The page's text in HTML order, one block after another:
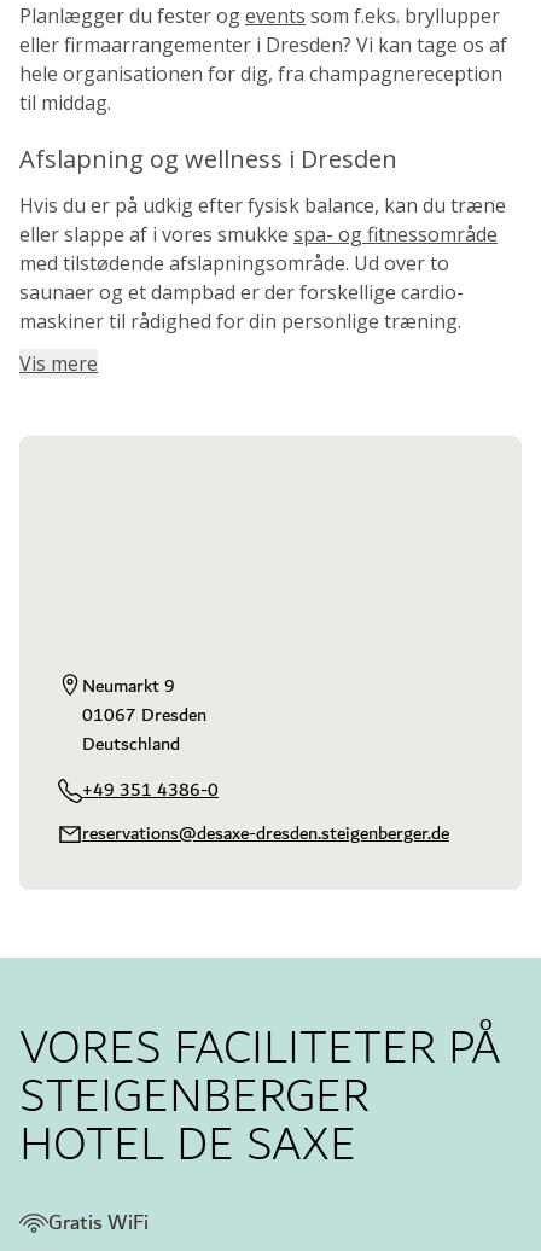
Planlægger du fester ogevents som f.eks. bryllupper
eller firmaarrangementer i Dresden? Vi kan tage os af
hele organisationen for dig, fra champagnereception
til middag.
Afslapning og wellness i Dresden
Hvis du er på udkig efter fysisk balance, kan du træne
eller slappe af i vores smukke spa- og fitnessområde
med tilstødende afslapningsområde. Ud over to
saunaer og et dampbad er der forskellige cardio-
maskiner til rådighed for din personlige træning.
Vis mere
Neumarkt 9
01067 Dresden
Deutschland
+49 351 4386-0
reservations@desaxe-dresden.steigenberger.de
VORES FACILITETER PÅ
STEIGENBERGER
HOTEL DE SAXE
Gratis WiFi